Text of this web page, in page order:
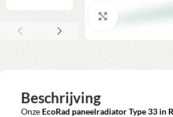
Beschrijving
Onze EcoRad paneelradiator Type 33 in